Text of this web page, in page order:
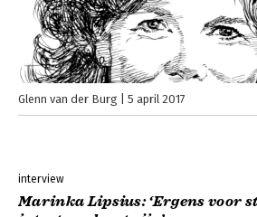
Glenn van der Burg 5 april 2017
interview
Marinka Lipsius: ‘Ergens voor